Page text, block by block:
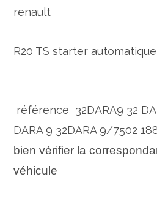
renault
R20 TS starter automatique
référence 32DARA9 32
DARA 9 32DARA 9/7502
bien vérifier la
véhicule